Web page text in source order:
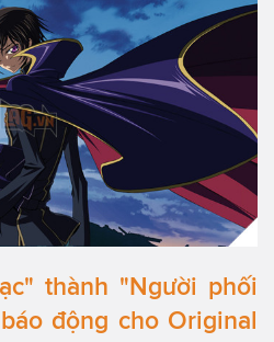
thành "Người phối
động cho Original